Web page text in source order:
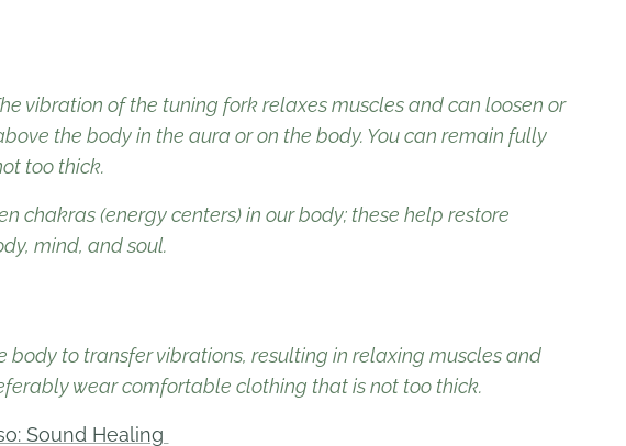
vibration of the tuning fork relaxes muscles and can loosen or
the body in the aura or on the body. You can remain fully
too thick.
chakras (energy centers) in our body; these help restore
mind, and soul.
to transfer vibrations, resulting in relaxing muscles and
wear comfortable clothing that is not too thick.
Sound Healing